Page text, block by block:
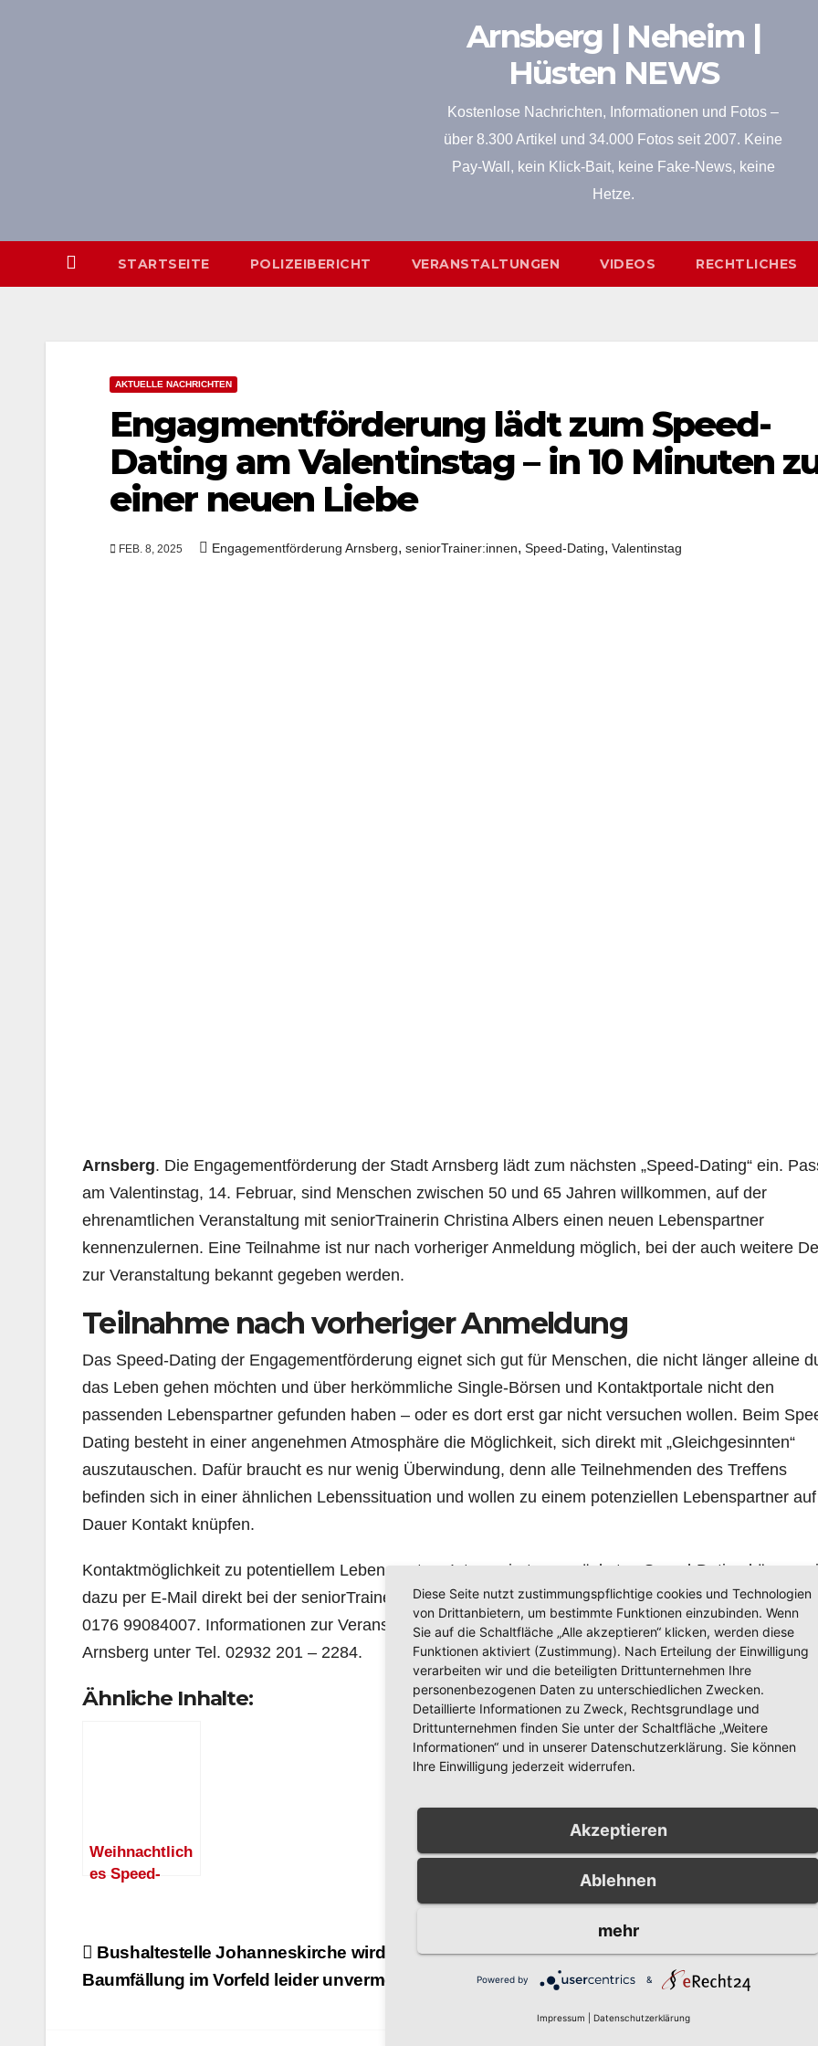
Arnsberg | Neheim |
Hüsten NEWS
Kostenlose Nachrichten, Informationen und Fotos –
über 8.300 Artikel und 34.000 Fotos seit 2007. Keine
Pay-Wall, kein Klick-Bait, keine Fake-News, keine
Hetze.
STARTSEITE POLIZEIBERICHT VERANSTALTUNGEN VIDEOS RECHTLICHES
AKTUELLE NACHRICHTEN
Engagmentförderung lädt zum Speed-
Dating am Valentinstag – in 10 Minuten
einer neuen Liebe
FEB. 8, 2025 Engagementförderung Arnsberg, seniorTrainer:innen, Speed-Dating, Valentinstag
Arnsberg. Die Engagementförderung der Stadt Arnsberg lädt zum nächsten „Speed-Dating“ ein.
am Valentinstag, 14. Februar, sind Menschen zwischen 50 und 65 Jahren willkommen, auf der
ehrenamtlichen Veranstaltung mit seniorTrainerin Christina Albers einen neuen Lebenspartner
kennenzulernen. Eine Teilnahme ist nur nach vorheriger Anmeldung möglich, bei der auch weitere
zur Veranstaltung bekannt gegeben werden.
Teilnahme nach vorheriger Anmeldung
Das Speed-Dating der Engagementförderung eignet sich gut für Menschen, die nicht länger alleine
das Leben gehen möchten und über herkömmliche Single-Börsen und Kontaktportale nicht den
passenden Lebenspartner gefunden haben – oder es dort erst gar nicht versuchen wollen. Beim
Dating besteht in einer angenehmen Atmosphäre die Möglichkeit, sich direkt mit „Gleichgesinnten“
auszutauschen. Dafür braucht es nur wenig Überwindung, denn alle Teilnehmenden des Treffens
befinden sich in einer ähnlichen Lebenssituation und wollen zu einem potenziellen Lebenspartner auf
Dauer Kontakt knüpfen.
Kontaktmöglichkeit zu potentiellem Lebenspartner Interessierte am nächsten Speed-Dating können
dazu per E-Mail direkt bei der seniorTrainerin anmelden:christina.albers@gmx.deoder per Telefon
0176 99084007. Informationen zur Veranstaltung gibt es auch bei der Engagementförderung der
Arnsberg unter Tel. 02932 201 – 2284.
Ähnliche Inhalte:
Weihnachtlich
es Speed-
Beitragsnavigation
450 Menschen in Arnsberg mit der
Ehrenamtskarte NRW
Bushaltestelle Johanneskirche wird ausgebaut –
Baumfällung im Vorfeld leider unvermeidlich
Diese Seite nutzt zustimmungspflichtige cookies und Technologien
von Drittanbietern, um bestimmte Funktionen einzubinden. Wenn
Sie auf die Schaltfläche „Alle akzeptieren“ klicken, werden diese
Funktionen aktiviert (Zustimmung). Nach Erteilung der Einwilligung
verarbeiten wir und die beteiligten Drittunternehmen Ihre
personenbezogenen Daten zu unterschiedlichen Zwecken.
Detaillierte Informationen zu Zweck, Rechtsgrundlage und
Drittunternehmen finden Sie unter der Schaltfläche „Weitere
Informationen“ und in unserer Datenschutzerklärung. Sie können
Ihre Einwilligung jederzeit widerrufen.
Akzeptieren
Ablehnen
mehr
Powered by &
Impressum Datenschutzerklärung